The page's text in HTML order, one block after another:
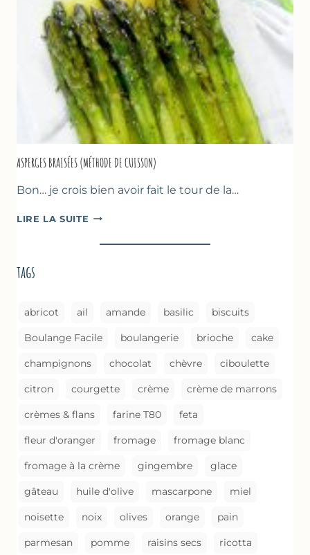
FRUITS
ROUGES
ASPERGES BRAISÉES (MÉTHODE DE CUISSON)
Bon… je crois bien avoir fait le tour de la…
LIRE LA SUITE ASPERGES
(MÉTHODE
tags
abricot ail amande basilic biscuits
Boulange Facile boulangerie brioche cake
champignons chocolat chèvre ciboulette
citron courgette crème crème de marrons
crèmes & flans farine T80 feta
fleur d'oranger fromage fromage blanc
fromage à la crème gingembre glace
gâteau huile d'olive mascarpone miel
noisette noix olives orange pain
parmesan pomme raisins secs ricotta